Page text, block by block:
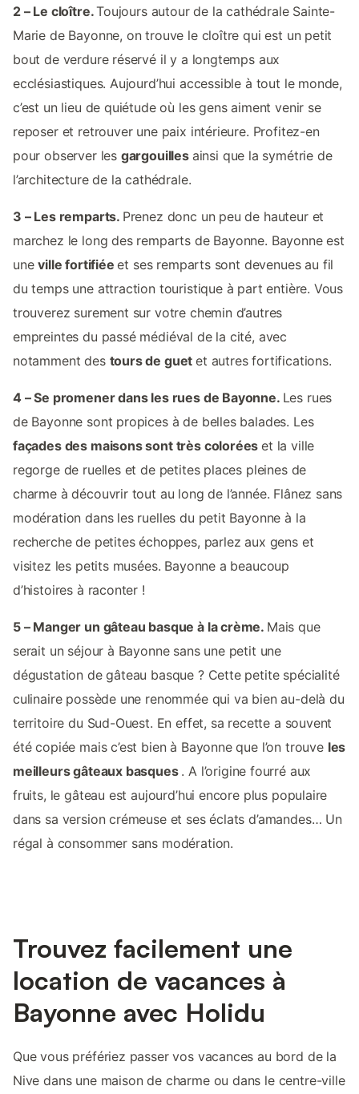
2 – Le cloître.Toujours autour de la cathédrale Sainte-
Marie de Bayonne, on trouve le cloître qui est un petit
bout de verdure réservé il y a longtemps aux
ecclésiastiques. Aujourd’hui accessible à tout le monde,
c’est un lieu de quiétude où les gens aiment venir se
reposer et retrouver une paix intérieure. Profitez-en
pour observer les gargouilles ainsi que la symétrie de
l’architecture de la cathédrale.
3 – Les remparts. Prenez donc un peu de hauteur et
marchez le long des remparts de Bayonne. Bayonne est
uneville fortifiéeet ses remparts sont devenues au fil
du temps une attraction touristique à part entière. Vous
trouverez surement sur votre chemin d’autres
empreintes du passé médiéval de la cité, avec
notamment des tours de guetet autres fortifications.
4 – Se promener dans les rues de Bayonne. Les rues
de Bayonne sont propices à de belles balades. Les
façades des maisons sont très coloréeset la ville
regorge de ruelles et de petites places pleines de
charme à découvrir tout au long de l’année. Flânez sans
modération dans les ruelles du petit Bayonne à la
recherche de petites échoppes, parlez aux gens et
visitez les petits musées. Bayonne a beaucoup
d’histoires à raconter !
5 – Manger un gâteau basque à la crème. Mais que
serait un séjour à Bayonne sans une petit une
dégustation de gâteau basque ? Cette petite spécialité
culinaire possède une renommée qui va bien au-delà du
territoire du Sud-Ouest. En effet, sa recette a souvent
été copiée mais c’est bien à Bayonne que l’on trouve les
meilleurs gâteaux basques . A l’origine fourré aux
fruits, le gâteau est aujourd’hui encore plus populaire
dans sa version crémeuse et ses éclats d’amandes… Un
régal à consommer sans modération.
Trouvez facilement une
location de vacances à
Bayonne avec Holidu
Que vous préfériez passer vos vacances au bord de la
Nive dans une maison de charme ou dans le centre-ville